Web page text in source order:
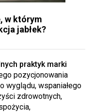
w którym
jabłek?
praktyk marki
pozycjonowania
wyglądu, wspaniałego
zdrowotnych,